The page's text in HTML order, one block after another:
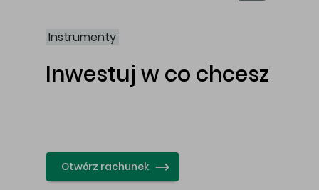
Instrumenty
Inwestuj w co chcesz
Otwórz rachunek